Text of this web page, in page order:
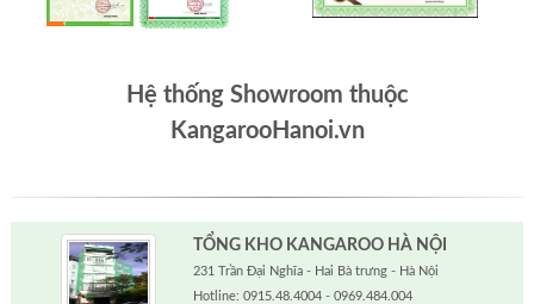
Hệ thống Showroom thuộc
KangarooHanoi.vn
TỔNG KHO KANGAROO HÀ NỘI
231 Trần Đại Nghĩa - Hai Bà trưng - Hà Nội
Hotline: 0915.48.4004 - 0969.484.004